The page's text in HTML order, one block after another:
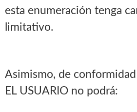
esta enumeración tenga
limitativo.
Asimismo, de
EL USUARIO no podrá: